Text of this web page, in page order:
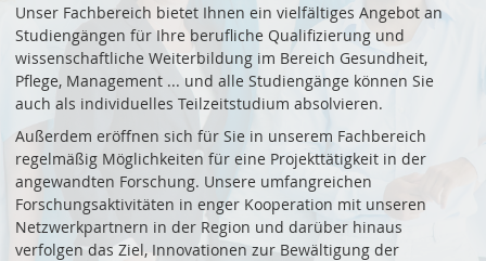
Unser Fachbereich bietet Ihnen ein vielfältiges Angebot an
Studiengängen für Ihre berufliche Qualifizierung und
wissenschaftliche Weiterbildung im Bereich Gesundheit,
Pflege, Management ... und alle Studiengänge können Sie
auch als individuelles Teilzeitstudium absolvieren.
Außerdem eröffnen sich für Sie in unserem Fachbereich
regelmäßig Möglichkeiten für eine Projekttätigkeit in der
angewandten Forschung. Unsere umfangreichen
Forschungsaktivitäten in enger Kooperation mit unseren
Netzwerkpartnern in der Region und darüber hinaus
verfolgen das Ziel, Innovationen zur Bewältigung der